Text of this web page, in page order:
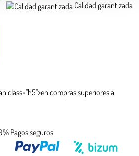
Calidad garantizada
Pagos seguros